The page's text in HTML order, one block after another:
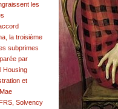
les
la troisième
subprimes
par
Housing
et
Solvency